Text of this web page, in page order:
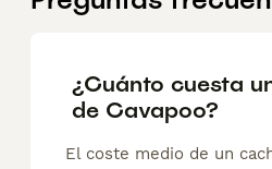
¿Cuánto cuesta
de Cavapoo?
El coste medio de un